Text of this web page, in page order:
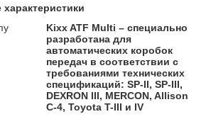
Kixx ATF Multi – специально
разработана для
автоматических коробок
передач в соответствии с
требованиями технических
спецификаций: SP-II, SP-III,
DEXRON III, MERCON, Allison
C-4, Toyota T-III и IV